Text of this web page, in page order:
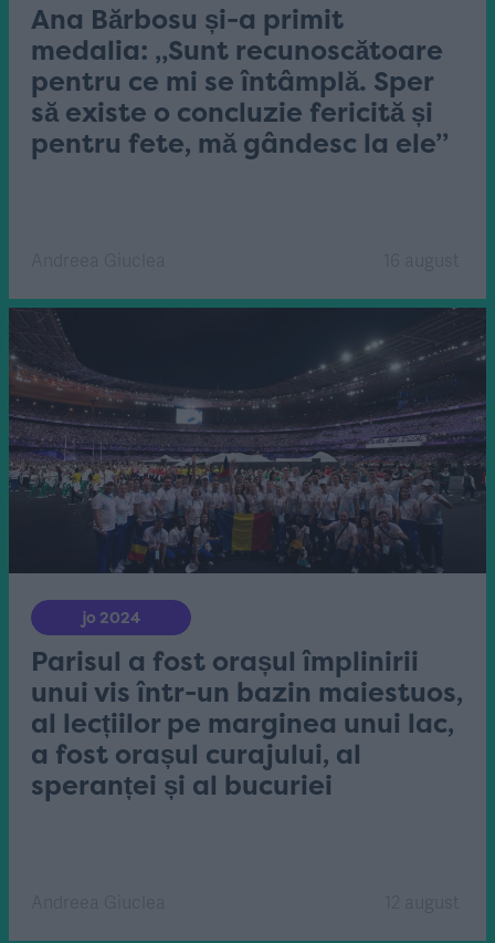
Ana Bărbosu și-a primit
medalia: „Sunt recunoscătoare
pentru ce mi se întâmplă. Sper
să existe o concluzie fericită și
pentru fete, mă gândesc la ele”
jo 2024
Parisul a fost orașul împlinirii
unui vis într-un bazin maiestuos,
al lecțiilor pe marginea unui lac,
a fost orașul curajului, al
speranței și al bucuriei